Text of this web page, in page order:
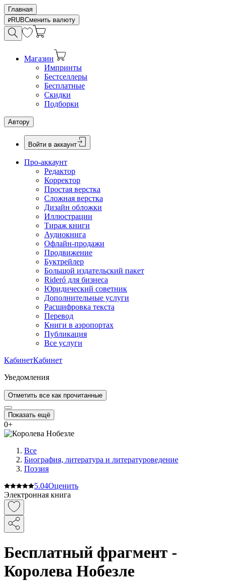
Главная
RUBСменить валюту
Магазин
Импринты
Бестселлеры
Бесплатные
Скидки
Подборки
Автору
Войти в аккаунт
Про-аккаунт
Редактор
Корректор
Простая верстка
Сложная верстка
Дизайн обложки
Иллюстрации
Тираж книги
Аудиокнига
Офлайн-продажи
Продвижение
Буктрейлер
Большой издательский пакет
Rideró для бизнеса
Юридический советник
Дополнительные услуги
Расшифровка текста
Перевод
Книги в аэропортах
Публикация
Все услуги
КабинетКабинет
Уведомления
Отметить все как прочитанные
Показать ещё
0+
Все
Биография, литература и литературоведение
Поэзия
5.04Оценить
Электронная книга
Бесплатный фрагмент -
Королева Нобезле